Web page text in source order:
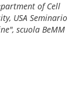
of Cell
USA Seminario
scuola BeMM